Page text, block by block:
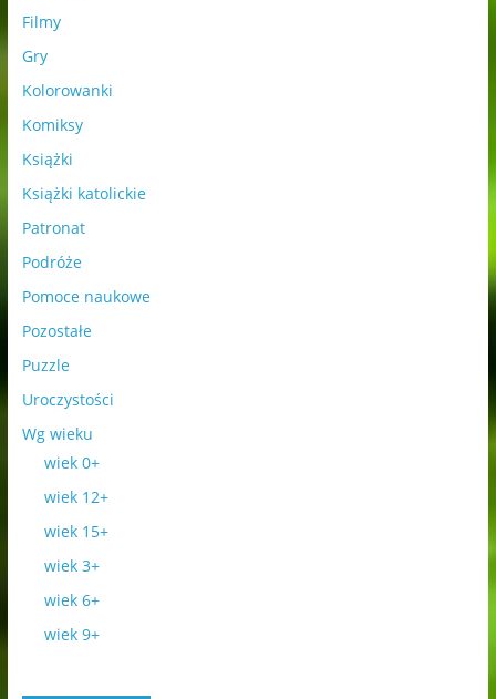
Filmy
Gry
Kolorowanki
Komiksy
Książki
Książki katolickie
Patronat
Podróże
Pomoce naukowe
Pozostałe
Puzzle
Uroczystości
Wg wieku
wiek 0+
wiek 12+
wiek 15+
wiek 3+
wiek 6+
wiek 9+